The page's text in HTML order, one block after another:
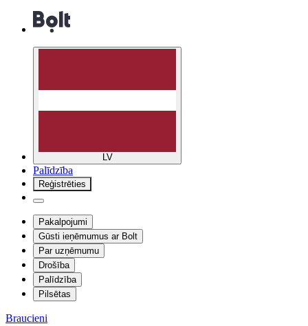
LV
Palīdzība
Reģistrēties
Pakalpojumi
Gūsti ieņēmumus ar Bolt
Par uzņēmumu
Drošība
Palīdzība
Pilsētas
Braucieni